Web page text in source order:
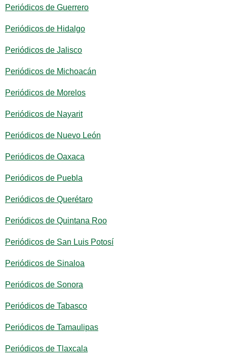
Periódicos de Guerrero
Periódicos de Hidalgo
Periódicos de Jalisco
Periódicos de Michoacán
Periódicos de Morelos
Periódicos de Nayarit
Periódicos de Nuevo León
Periódicos de Oaxaca
Periódicos de Puebla
Periódicos de Querétaro
Periódicos de Quintana Roo
Periódicos de San Luis Potosí
Periódicos de Sinaloa
Periódicos de Sonora
Periódicos de Tabasco
Periódicos de Tamaulipas
Periódicos de Tlaxcala